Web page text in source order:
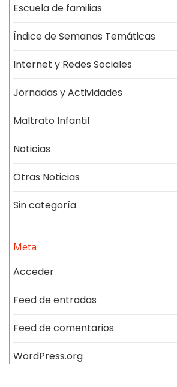
Escuela de familias
Índice de Semanas Temáticas
Internet y Redes Sociales
Jornadas y Actividades
Maltrato Infantil
Noticias
Otras Noticias
Sin categoría
Meta
Acceder
Feed de entradas
Feed de comentarios
WordPress.org